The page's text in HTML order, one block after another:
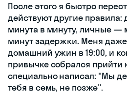
После этого я быстро
действуют другие
минута в минуту, личные —
минут задержки. Меня
домашний ужин в 19:00, и
привычке собрался прийти
специально написал: "Мы
тебя в семь, не позже".